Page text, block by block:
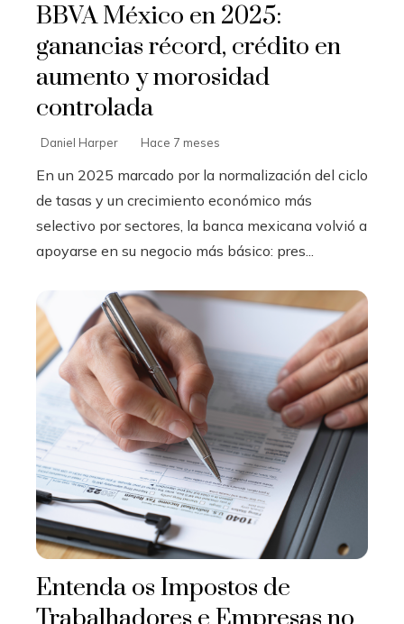
BBVA México en 2025:
ganancias récord, crédito en
aumento y morosidad
controlada
Daniel Harper Hace 7 meses
En un 2025 marcado por la normalización del ciclo
de tasas y un crecimiento económico más
selectivo por sectores, la banca mexicana volvió a
apoyarse en su negocio más básico: pres...
Entenda os Impostos de